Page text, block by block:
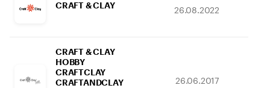
CRAFT & CLAY 26.08.2022
CRAFT & CLAY
HOBBY
CRAFTCLAY
CRAFTANDCLAY
26.06.2017